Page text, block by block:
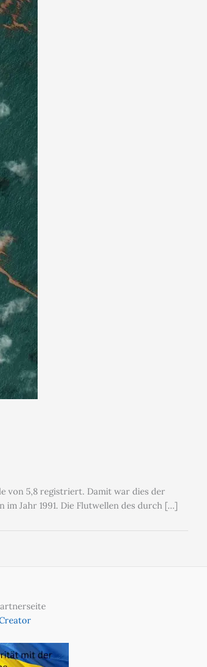
von 5,8 registriert. Damit war dies der
Jahr 1991. Die Flutwellen des durch […]